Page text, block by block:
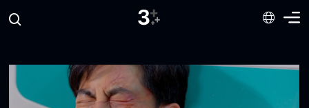
เป็นคนดีไม่ได้ใช่ไหม